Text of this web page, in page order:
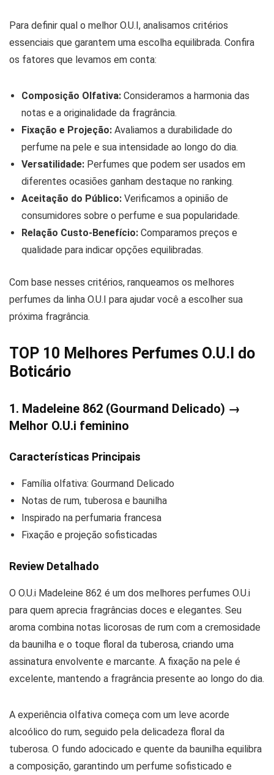
Para definir qual o melhor O.U.I, analisamos critérios
essenciais que garantem uma escolha equilibrada. Confira
os fatores que levamos em conta:
Composição Olfativa: Consideramos a harmonia das
notas e a originalidade da fragrância.
Fixação e Projeção: Avaliamos a durabilidade do
perfume na pele e sua intensidade ao longo do dia.
Versatilidade: Perfumes que podem ser usados em
diferentes ocasiões ganham destaque no ranking.
Aceitação do Público: Verificamos a opinião de
consumidores sobre o perfume e sua popularidade.
Relação Custo-Benefício: Comparamos preços e
qualidade para indicar opções equilibradas.
Com base nesses critérios, ranqueamos os melhores
perfumes da linha O.U.I para ajudar você a escolher sua
próxima fragrância.
TOP 10 Melhores Perfumes O.U.I do
Boticário
1. Madeleine 862 (Gourmand Delicado) →
Melhor O.U.i feminino
Características Principais
Família olfativa: Gourmand Delicado
Notas de rum, tuberosa e baunilha
Inspirado na perfumaria francesa
Fixação e projeção sofisticadas
Review Detalhado
O O.U.i Madeleine 862 é um dos melhores perfumes O.U.i
para quem aprecia fragrâncias doces e elegantes. Seu
aroma combina notas licorosas de rum com a cremosidade
da baunilha e o toque floral da tuberosa, criando uma
assinatura envolvente e marcante. A fixação na pele é
excelente, mantendo a fragrância presente ao longo do dia.
A experiência olfativa começa com um leve acorde
alcoólico do rum, seguido pela delicadeza floral da
tuberosa. O fundo adocicado e quente da baunilha equilibra
a composição, garantindo um perfume sofisticado e